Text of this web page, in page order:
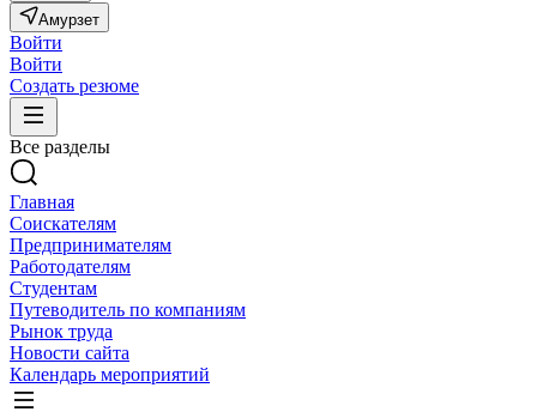
Амурзет
Войти
Войти
Создать резюме
Все разделы
Главная
Соискателям
Предпринимателям
Работодателям
Студентам
Путеводитель по компаниям
Рынок труда
Новости сайта
Календарь мероприятий